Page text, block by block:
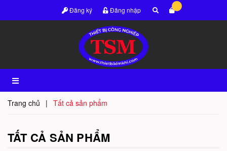
Đăng ký Đăng nhập
Trang chủ | Tất cả sản phẩm
TẤT CẢ SẢN PHẨM